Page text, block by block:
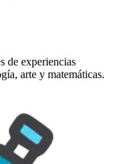
de experiencias
arte y matemáticas.